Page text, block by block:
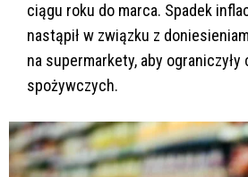
ciągu roku do marca. Spadek
nastąpił w związku z
na supermarkety, aby
spożywczych.